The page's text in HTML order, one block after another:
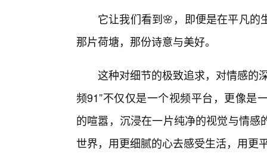
它让我们看到🌸，即便是在平凡
那片荷塘，那份诗意与美好。
这种对细节的极致追求，对情感的
频91”不仅仅是一个视频平台，更像是
的喧嚣，沉浸在一片纯净的视觉与情
世界，用更细腻的心去感受生活，用更